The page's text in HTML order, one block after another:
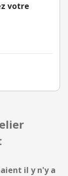
votre
il y n'y a